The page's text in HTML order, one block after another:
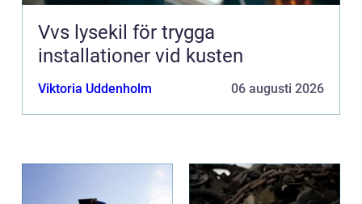
Vvs lysekil för trygga
installationer vid kusten
Viktoria Uddenholm 06 augusti 2026